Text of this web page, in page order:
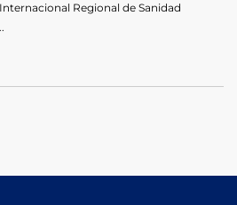
Regional de Sanidad